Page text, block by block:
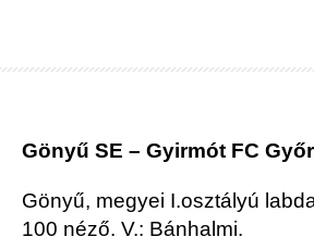
Gönyű SE – Gyirmót FC
Gönyű, megyei I.osztályú
100 néző. V.: Bánhalmi.